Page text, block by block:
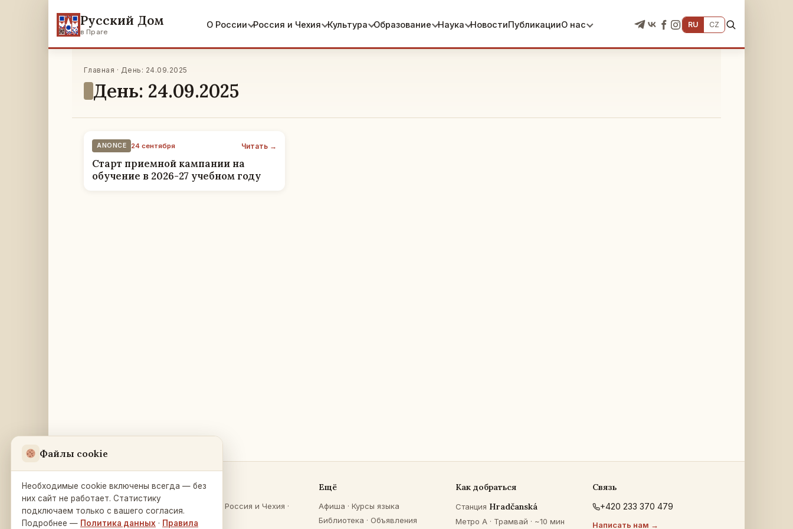
Русский Дом
в Праге
О России Россия и Чехия Культура Образование Наука НовостиПубликацииО нас RU CZ
Главная · День: 24.09.2025
День: 24.09.2025
ANONCE 24 сентября Читать →
Старт приемной кампании на
обучение в 2026-27 учебном году
Русский Дом
в Праге
Na Zátorce 16
Разделы
Россия и Чехия ·
Культура
Ещё
Афиша · Курсы языка
Библиотека · Объявления
Как добраться
Станция Hradčanská
Метро A · Трамвай · ~10 мин
Связь
+420 233 370 479
Написать нам →
Файлы cookie
Необходимые cookie включены всегда — без
них сайт не работает. Статистику
подключаем только с вашего согласия.
Подробнее — Политика данных · Правила